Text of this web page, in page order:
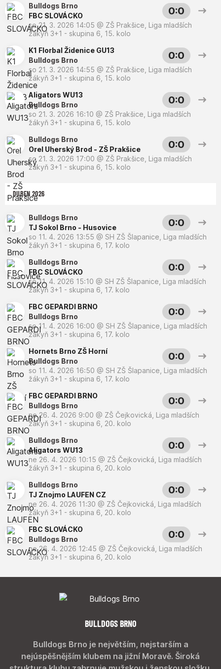
Bulldogs Brno
FBC SLOVÁCKO
0:0
so 21. 3. 2026 14:05 @ ZŠ Prakšice Liga mladších
žákyň 3+1 - skupina 6, 15. kolo
K1 Florbal Židenice GU13
Bulldogs Brno
0:0
so 21. 3. 2026 14:55 @ ZŠ Prakšice Liga mladších
žákyň 3+1 - skupina 6, 15. kolo
Aligators WU13
Bulldogs Brno
0:0
so 21. 3. 2026 16:10 @ ZŠ Prakšice Liga mladších
žákyň 3+1 - skupina 6, 15. kolo
Bulldogs Brno
Orel Uherský Brod - ZŠ Prakšice
0:0
so 21. 3. 2026 17:00 @ ZŠ Prakšice Liga mladších
žákyň 3+1 - skupina 6, 15. kolo
DUBEN 2026
Bulldogs Brno
TJ Sokol Brno - Husovice
0:0
so 11. 4. 2026 13:55 @ SH ZŠ Šlapanice Liga mladších
žákyň 3+1 - skupina 6, 17. kolo
Bulldogs Brno
FBC SLOVÁCKO
0:0
so 11. 4. 2026 15:10 @ SH ZŠ Šlapanice Liga mladších
žákyň 3+1 - skupina 6, 17. kolo
FBC GEPARDI BRNO
Bulldogs Brno
0:0
so 11. 4. 2026 16:00 @ SH ZŠ Šlapanice Liga mladších
žákyň 3+1 - skupina 6, 17. kolo
Hornets Brno ZŠ Horní
Bulldogs Brno
0:0
so 11. 4. 2026 16:50 @ SH ZŠ Šlapanice Liga mladších
žákyň 3+1 - skupina 6, 17. kolo
FBC GEPARDI BRNO
Bulldogs Brno
0:0
ne 26. 4. 2026 9:00 @ ZŠ Čejkovická Liga mladších
žákyň 3+1 - skupina 6, 20. kolo
Bulldogs Brno
Aligators WU13
0:0
ne 26. 4. 2026 10:15 @ ZŠ Čejkovická Liga mladších
žákyň 3+1 - skupina 6, 20. kolo
Bulldogs Brno
TJ Znojmo LAUFEN CZ
0:0
ne 26. 4. 2026 11:30 @ ZŠ Čejkovická Liga mladších
žákyň 3+1 - skupina 6, 20. kolo
FBC SLOVÁCKO
Bulldogs Brno
0:0
ne 26. 4. 2026 12:45 @ ZŠ Čejkovická Liga mladších
žákyň 3+1 - skupina 6, 20. kolo
BULLDOGS BRNO
Bulldogs Brno je největším, nejstarším a
nejúspěšnějším klubem na jižní Moravě. Široká